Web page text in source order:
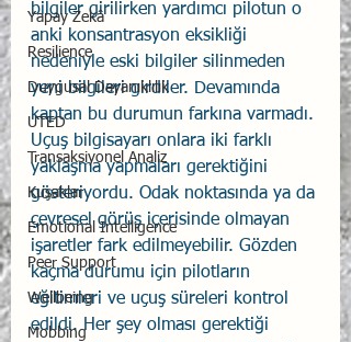
Yapay Zekâ
Resilience
Duygusal Dayanıklılık
UTED
Transaksiyonel Analiz
Kuşaklar
Emotional Intelligence
Peer Support
Wellbeing
Mobbing
bilgiler girilirken yardımcı pilotun o
anki konsantrasyon eksikliği
nedeniyle eski bilgiler silinmeden
yeni bilgileri girdiler. Devamında
kaptan bu durumun farkına varmadı.
Uçuş bilgisayarı onlara iki farklı
yaklaşma yapmaları gerektiğini
gösteriyordu. Odak noktasında ya da
çevresel görüş içerisinde olmayan
işaretler fark edilmeyebilir. Gözden
kaçma durumu için pilotların
eğitimleri ve uçuş süreleri kontrol
edildi. Her şey olması gerektiği